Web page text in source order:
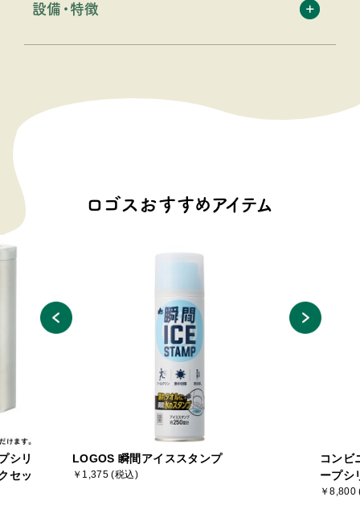
設備・特徴
ロゴスおすすめアイテム
シリ
セッ
LOGOS 瞬間アイススタンプ
￥1,375 (税込)
コンビ
ープシ
￥8,800